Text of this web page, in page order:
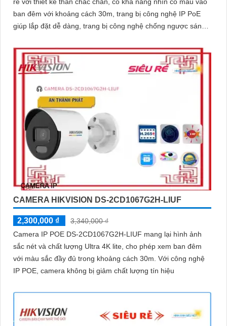
rẻ với thiết kế thân chắc chắn, có khả năng nhìn có màu vào
ban đêm với khoảng cách 30m, trang bị công nghệ IP PoE
giúp lắp đặt dễ dàng, trang bị công nghệ chống ngược sáng
CAMERA HIKVISION DS-2CD1067G2H-LIUF
2,300,000 ₫
3,340,000 ₫
Camera IP POE DS-2CD1067G2H-LIUF mang lại hình ảnh
sắc nét và chất lượng Ultra 4K lite, cho phép xem ban đêm
với màu sắc đầy đủ trong khoảng cách 30m. Với công nghệ
IP POE, camera không bị giảm chất lượng tín hiệu